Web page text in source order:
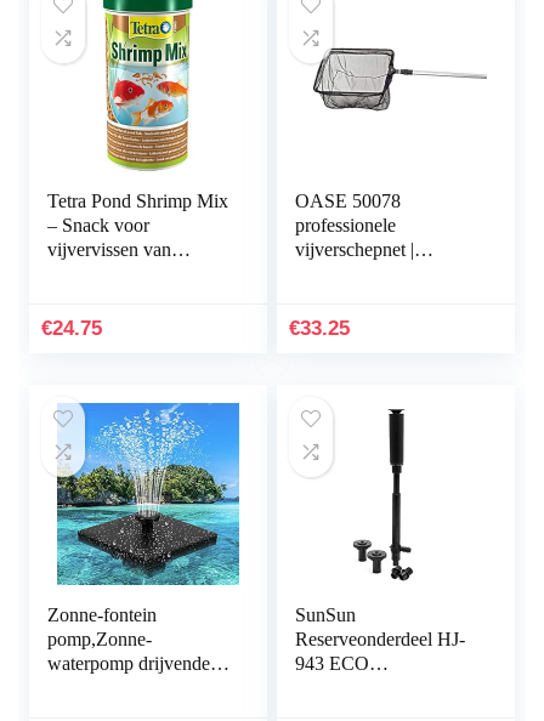
Tetra Pond Shrimp Mix
– Snack voor
vijvervissen van
eiwitten, 1 l blik
€24.75
OASE 50078
professionele
vijverschepnet |
accessoires |
€33.25
Zonne-fontein
pomp,Zonne-
waterpomp drijvende
SunSun
Reserveonderdeel HJ-
943 ECO